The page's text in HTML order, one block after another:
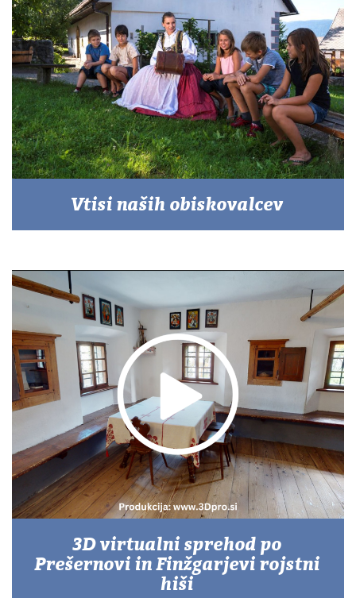
Vtisi naših obiskovalcev
3D virtualni sprehod po
Prešernovi in Finžgarjevi rojstni
hiši